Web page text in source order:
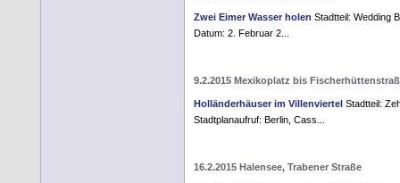
Zwei Eimer Wasser holen Stadtteil: Wedding
Datum: 2. Februar 2...
9.2.2015 Mexikoplatz bis
Holländerhäuser im Villenviertel Stadtteil:
Stadtplanaufruf: Berlin, Cass...
16.2.2015 Halensee, Trabener Straße